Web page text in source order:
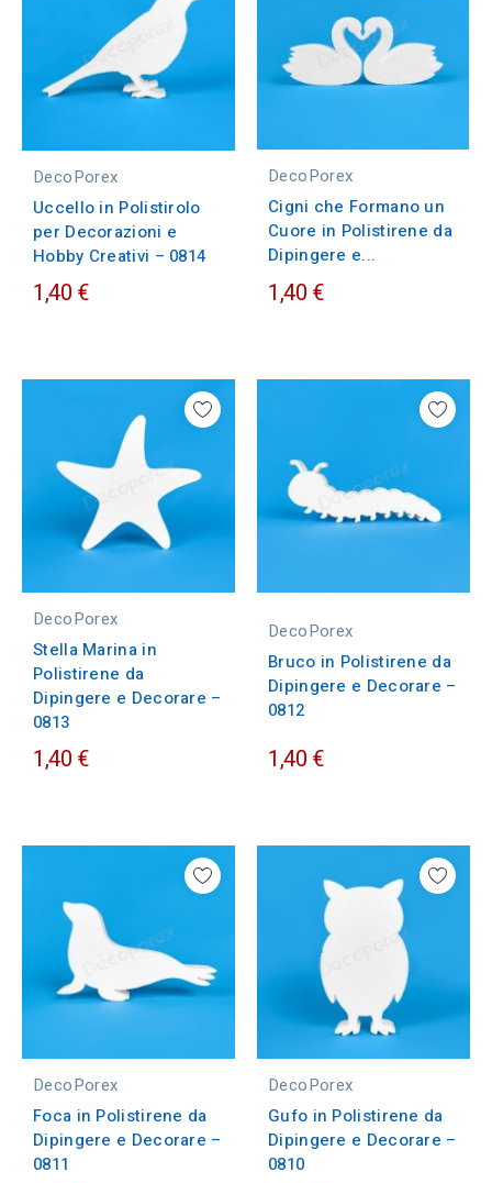
DecoPorex
Uccello in Polistirolo
per Decorazioni e
Hobby Creativi – 0814
1,40 €
DecoPorex
Cigni che Formano un
Cuore in Polistirene da
Dipingere e...
1,40 €
DecoPorex
Stella Marina in
Polistirene da
Dipingere e Decorare –
0813
1,40 €
DecoPorex
Bruco in Polistirene da
Dipingere e Decorare –
0812
1,40 €
DecoPorex
Foca in Polistirene da
Dipingere e Decorare –
0811
DecoPorex
Gufo in Polistirene da
Dipingere e Decorare –
0810